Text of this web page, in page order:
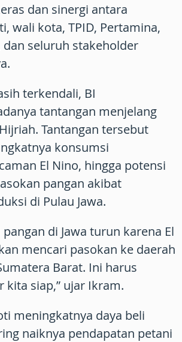
dan sinergi antara
wali kota, TPID, Pertamina,
dan seluruh stakeholder
terkendali, BI
tantangan menjelang
Tantangan tersebut
konsumsi
El Nino, hingga potensi
pangan akibat
di Pulau Jawa.
di Jawa turun karena El
mencari pasokan ke daerah
Barat. Ini harus
kita siap,” ujar Ikram.
meningkatnya daya beli
naiknya pendapatan petani